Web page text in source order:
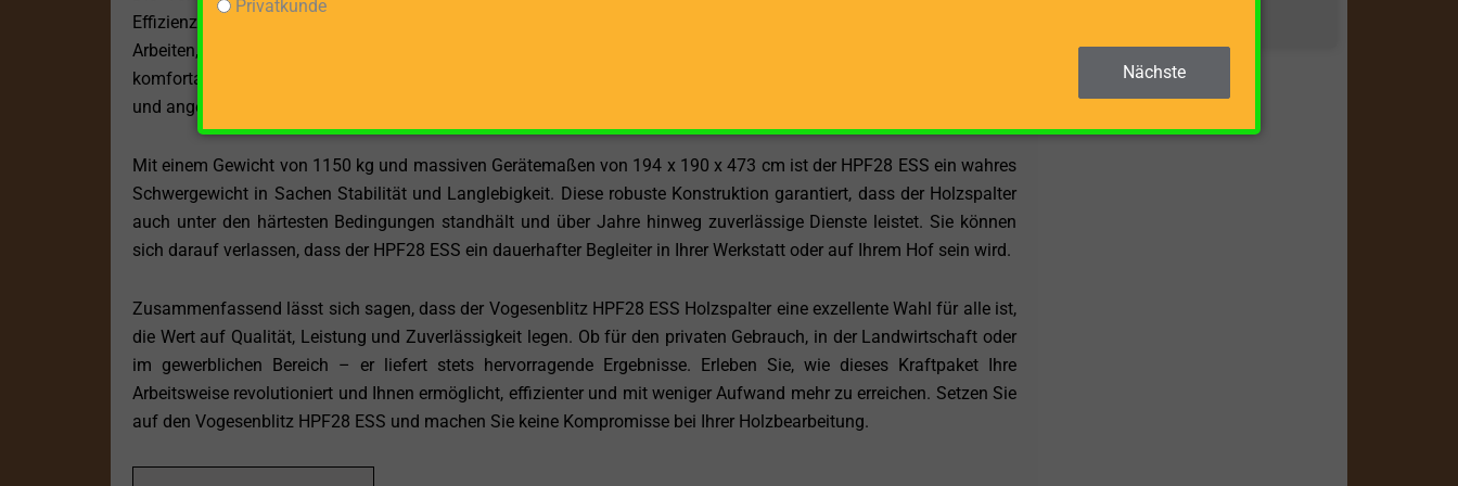
Effizienz und Geschwindigkeit, mit der dieser Holzspalter arbeitet. Sie ermöglichen ein schnelles und flüssiges
Arbeiten, wodurch Sie in kürzerer Zeit mehr erreichen können. Die stehende Holzbearbeitung sorgt für eine
komfortable und ergonomische Arbeitsposition, die die Belastung des Körpers reduziert und so zu einer sicheren
und angenehmen Arbeitserfahrung beiträgt.
Mit einem Gewicht von 1150 kg und massiven Gerätemaßen von 194 x 190 x 473 cm ist der HPF28 ESS ein wahres
Schwergewicht in Sachen Stabilität und Langlebigkeit. Diese robuste Konstruktion garantiert, dass der Holzspalter
auch unter den härtesten Bedingungen standhält und über Jahre hinweg zuverlässige Dienste leistet. Sie können
sich darauf verlassen, dass der HPF28 ESS ein dauerhafter Begleiter in Ihrer Werkstatt oder auf Ihrem Hof sein wird.
Zusammenfassend lässt sich sagen, dass der Vogesenblitz HPF28 ESS Holzspalter eine exzellente Wahl für alle ist,
die Wert auf Qualität, Leistung und Zuverlässigkeit legen. Ob für den privaten Gebrauch, in der Landwirtschaft oder
im gewerblichen Bereich – er liefert stets hervorragende Ergebnisse. Erleben Sie, wie dieses Kraftpaket Ihre
Arbeitsweise revolutioniert und Ihnen ermöglicht, effizienter und mit weniger Aufwand mehr zu erreichen. Setzen Sie
auf den Vogesenblitz HPF28 ESS und machen Sie keine Kompromisse bei Ihrer Holzbearbeitung.
Privatkunde
Nächste